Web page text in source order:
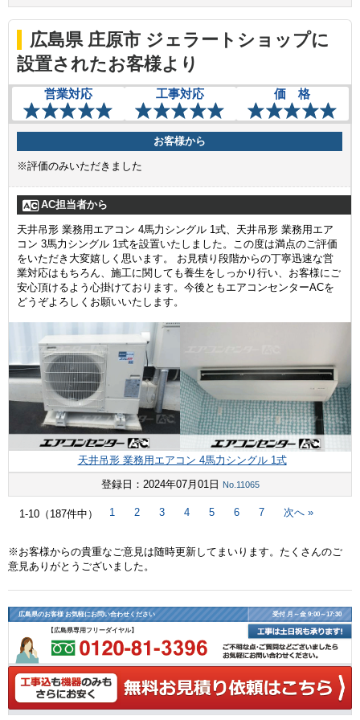
広島県 庄原市 ジェラートショップに
設置されたお客様より
営業対応 工事対応 価 格
お客様から
※評価のみいただきました
AC担当者から
天井吊形 業務用エアコン 4馬力シングル 1式、天井吊形 業務用エア
コン 3馬力シングル 1式を設置いたしました。この度は満点のご評価
をいただき大変嬉しく思います。 お見積り段階からの丁寧迅速な営
業対応はもちろん、施工に関しても養生をしっかり行い、お客様にご
安心頂けるよう心掛けております。今後ともエアコンセンターACを
どうぞよろしくお願いいたします。
天井吊形 業務用エアコン 4馬力シングル 1式
登録日：2024年07月01日
No.11065
1-10（187件中） 1 2 3 4 5 6 7 次へ »
※お客様からの貴重なご意見は随時更新してまいります。たくさんのご
意見ありがとうございました。
広島県のお客様 お気軽にお問い合わせください 受付 月～金 9:00～17:30
【広島県専用フリーダイヤル】